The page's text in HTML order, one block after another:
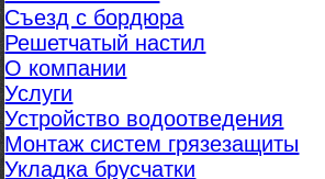
Съезд с бордюра
Решетчатый настил
О компании
Услуги
Устройство водоотведения
Монтаж систем грязезащиты
Укладка брусчатки